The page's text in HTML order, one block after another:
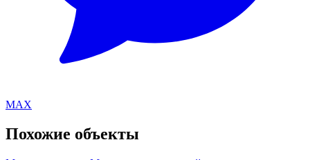
MAX
Похожие объекты